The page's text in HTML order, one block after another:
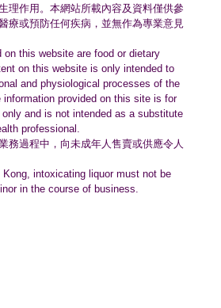
理作用。 本網站所載內容及資料僅供參
療或預防任何疾病，並無作為專業意見
on this website are food or dietary
on this website is only intended to
and physiological processes of the
provided on this site is for
and is not intended as a substitute
professional.
務過程中， 向未成年人售賣或供應令人
Kong, intoxicating liquor must not be
in the course of business.